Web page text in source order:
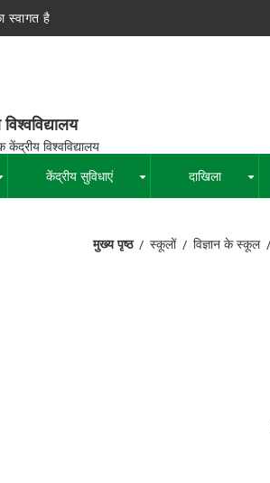
स्वागत है
केंद्रीय सुविधाएं दाखिला
मुख्य पृष्ठ स्कूलों विज्ञान के स्कूल